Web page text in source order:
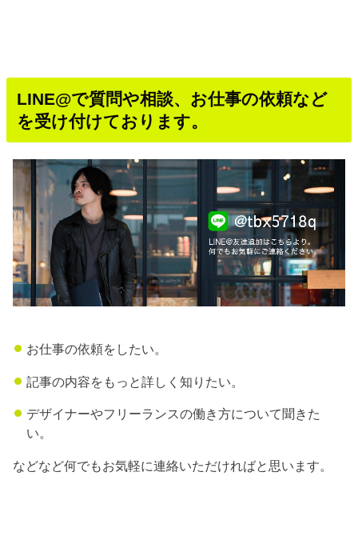
LINE@で質問や相談、お仕事の依頼など
を受け付けております。
お仕事の依頼をしたい。
記事の内容をもっと詳しく知りたい。
デザイナーやフリーランスの働き方について聞きた
い。
などなど何でもお気軽に連絡いただければと思います。